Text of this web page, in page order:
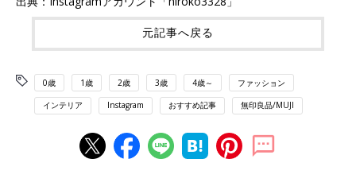
元記事へ戻る
0歳 1歳 2歳 3歳 4歳～ ファッション
インテリア Instagram おすすめ記事 無印良品/MUJI